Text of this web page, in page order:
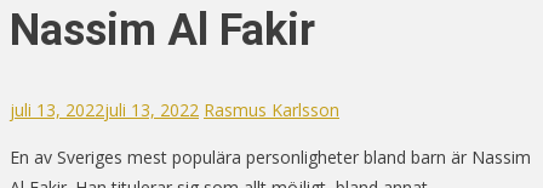
Nassim Al Fakir
juli 13, 2022juli 13, 2022 Rasmus Karlsson
En av Sveriges mest populära personligheter bland barn är Nassim